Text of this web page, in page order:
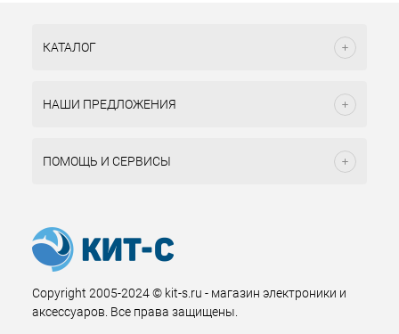
КАТАЛОГ
НАШИ ПРЕДЛОЖЕНИЯ
ПОМОЩЬ И СЕРВИСЫ
Copyright 2005-2024 © kit-s.ru - магазин электроники и
аксессуаров. Все права защищены.